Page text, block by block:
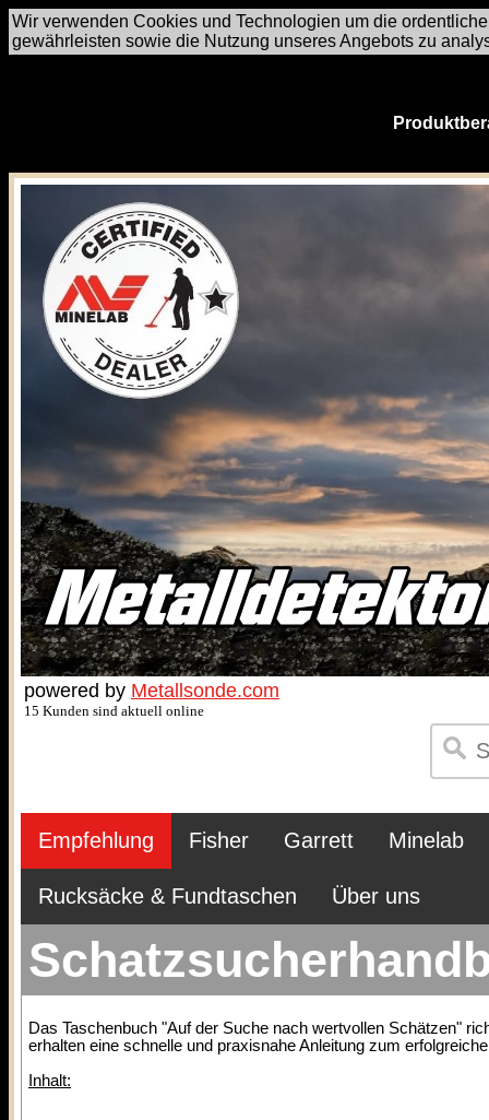
Wir verwenden Cookies und Technologien um die
gewährleisten sowie die Nutzung unseres Angebots zu
powered by Metallsonde.com
15 Kunden sind aktuell online
Empfehlung Fisher Garrett Minelab
Rucksäcke & Fundtaschen Über uns
Das Taschenbuch "Auf der Suche nach wertvollen Schätzen"
erhalten eine schnelle und praxisnahe Anleitung zum
Inhalt: